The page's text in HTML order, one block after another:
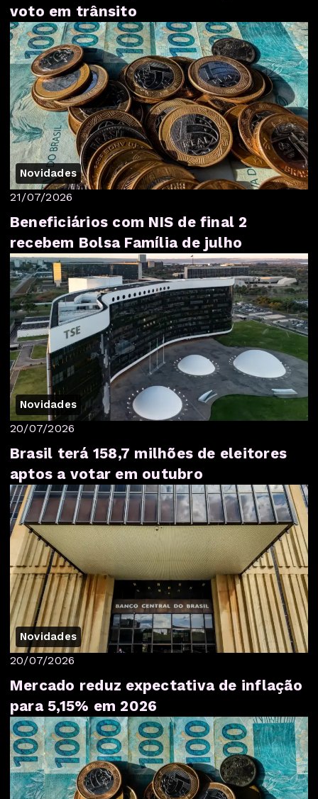
voto em trânsito
Novidades
21/07/2026
Beneficiários com NIS de final 2
recebem Bolsa Família de julho
Novidades
20/07/2026
Brasil terá 158,7 milhões de eleitores
aptos a votar em outubro
Novidades
20/07/2026
Mercado reduz expectativa de inflação
para 5,15% em 2026